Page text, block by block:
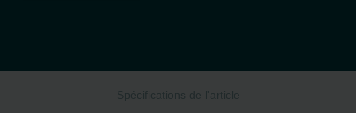
Spécifications de l'article